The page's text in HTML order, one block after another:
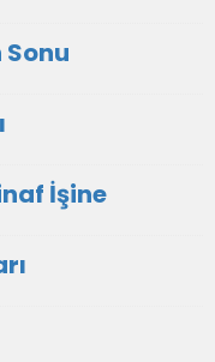
Sonu
İşine